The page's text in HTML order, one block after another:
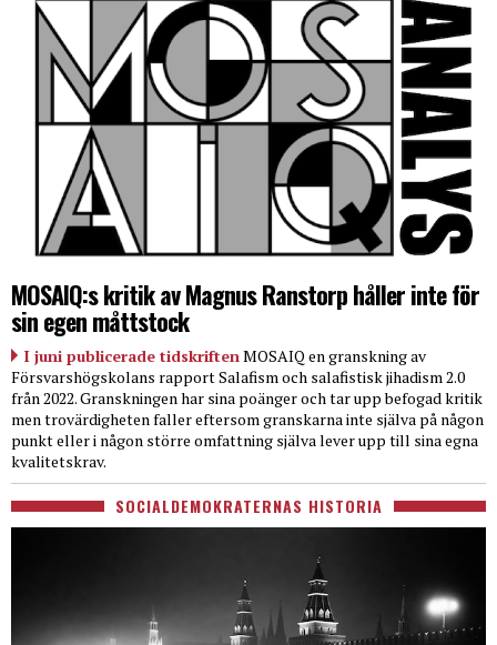
MOSAIQ:s kritik av Magnus Ranstorp håller inte för
sin egen måttstock
I juni publicerade tidskriften MOSAIQ en granskning av
Försvarshögskolans rapport Salafism och salafistisk jihadism 2.0
från 2022. Granskningen har sina poänger och tar upp befogad kritik
men trovärdigheten faller eftersom granskarna inte själva på någon
punkt eller i någon större omfattning själva lever upp till sina egna
kvalitetskrav.
SOCIALDEMOKRATERNAS HISTORIA